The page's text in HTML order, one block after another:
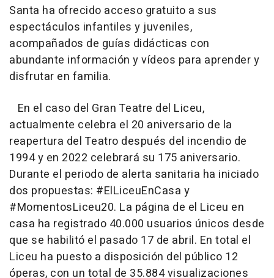
Santa ha ofrecido acceso gratuito a sus
espectáculos infantiles y juveniles,
acompañados de guías didácticas con
abundante información y vídeos para aprender y
disfrutar en familia.
En el caso del Gran Teatre del Liceu,
actualmente celebra el 20 aniversario de la
reapertura del Teatro después del incendio de
1994 y en 2022 celebrará su 175 aniversario.
Durante el periodo de alerta sanitaria ha iniciado
dos propuestas: #ElLiceuEnCasa y
#MomentosLiceu20. La página de el Liceu en
casa ha registrado 40.000 usuarios únicos desde
que se habilitó el pasado 17 de abril. En total el
Liceu ha puesto a disposición del público 12
óperas, con un total de 35.884 visualizaciones